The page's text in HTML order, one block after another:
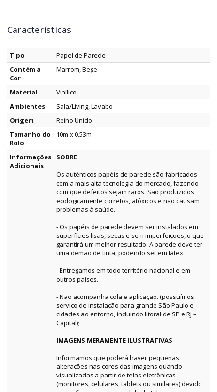
Características
Tipo
Papel de Parede
Contém a
Cor
Marrom, Bege
Material
Vinílico
Ambientes
Sala/Living, Lavabo
Origem
Reino Unido
Tamanho do
Rolo
10m x 0.53m
Informações
Adicionais
SOBRE
Os autênticos papéis de parede são fabricados
com a mais alta tecnologia do mercado, fazendo
com que defeitos sejam raros. São produzidos
ecologicamente corretos, atóxicos e não causam
problemas à saúde.
- Os papéis de parede devem ser instalados em
superfícies lisas, secas e sem imperfeições, o que
garantirá um melhor resultado. A parede deve ter
uma demão de tinta, podendo ser em látex.
- Entregamos em todo território nacional e em
outros países.
- Não acompanha cola e aplicação. (possuímos
serviço de instalação para grande São Paulo e
cidades ao entorno, incluindo litoral de SP e RJ –
Capital);
IMAGENS MERAMENTE ILUSTRATIVAS
Informamos que poderá haver pequenas
alterações nas cores das imagens quando
visualizadas a partir de telas eletrônicas
(monitores, celulares, tablets ou similares) devido